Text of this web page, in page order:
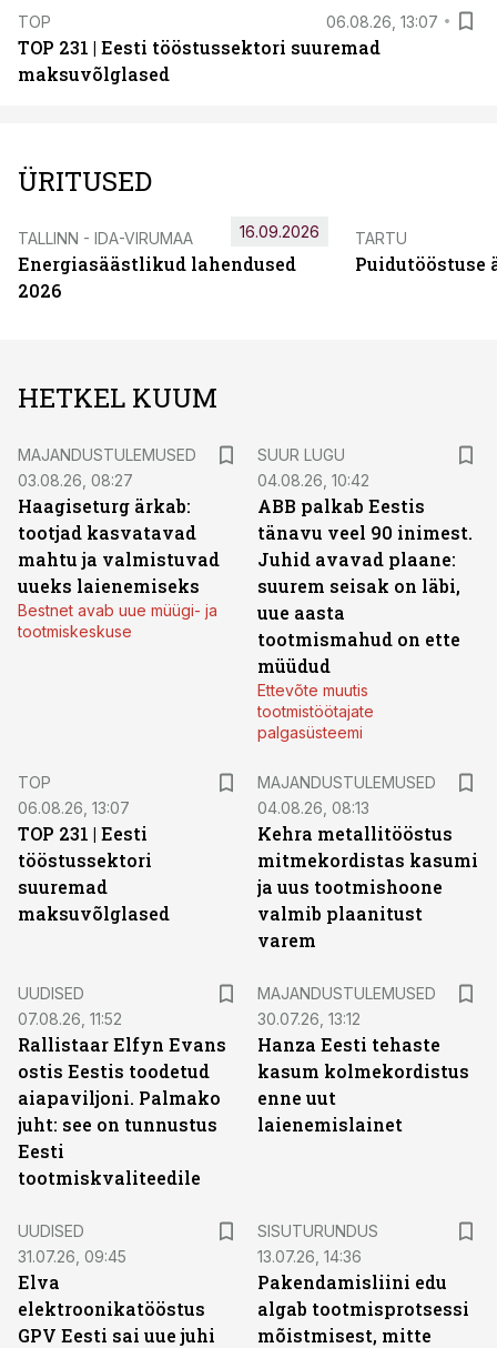
TOP 06.08.26, 13:07
TOP 231 | Eesti tööstussektori suuremad
maksuvõlglased
ÜRITUSED
TALLINN - IDA-VIRUMAA
Energiasäästlikud lahendused
2026
16.09.2026 TARTU
Puidutööstuse
HETKEL KUUM
MAJANDUSTULEMUSED
03.08.26, 08:27
Haagiseturg ärkab:
tootjad kasvatavad
mahtu ja valmistuvad
uueks laienemiseks
Bestnet avab uue müügi- ja
tootmiskeskuse
SUUR LUGU
04.08.26, 10:42
ABB palkab Eestis
tänavu veel 90 inimest.
Juhid avavad plaane:
suurem seisak on läbi,
uue aasta
tootmismahud on ette
müüdud
Ettevõte muutis
tootmistöötajate
palgasüsteemi
TOP
06.08.26, 13:07
TOP 231 | Eesti
tööstussektori
suuremad
maksuvõlglased
MAJANDUSTULEMUSED
04.08.26, 08:13
Kehra metallitööstus
mitmekordistas kasumi
ja uus tootmishoone
valmib plaanitust
varem
UUDISED
07.08.26, 11:52
Rallistaar Elfyn Evans
ostis Eestis toodetud
aiapaviljoni. Palmako
juht: see on tunnustus
Eesti
tootmiskvaliteedile
MAJANDUSTULEMUSED
30.07.26, 13:12
Hanza Eesti tehaste
kasum kolmekordistus
enne uut
laienemislainet
UUDISED
31.07.26, 09:45
Elva
elektroonikatööstus
GPV Eesti sai uue juhi
SISUTURUNDUS
13.07.26, 14:36
Pakendamisliini edu
algab tootmisprotsessi
mõistmisest, mitte